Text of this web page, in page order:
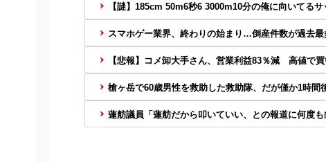
【謎】185cm 50m6秒6 3000m10分の俺に向いてる
スマホゲー業界、終わりの始まり…倒産件数が過去
【悲報】コメ卸大手さん、営業利益83％減 高値で
槍ヶ岳で60歳男性を救助した救助隊、だが僅か1時間
蓮舫議員「蓮舫だから叩いていい、との報道に何度